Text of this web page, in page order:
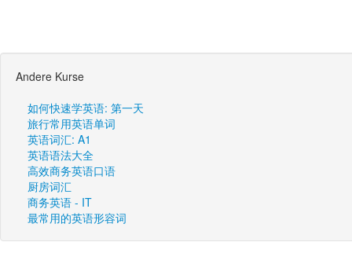
Andere Kurse
如何快速学英语: 第一天
旅行常用英语单词
英语词汇: A1
英语语法大全
高效商务英语口语
厨房词汇
商务英语 - IT
最常用的英语形容词